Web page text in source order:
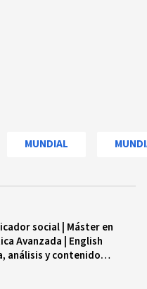
MUNDIAL
social | Máster en
Avanzada | English
análisis y contenido